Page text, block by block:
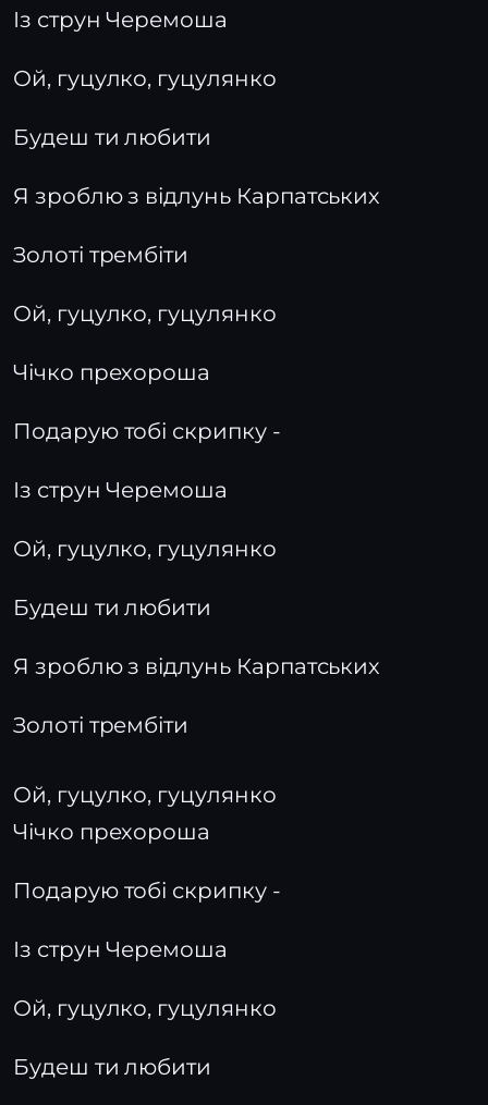
Із струн Черемоша
Ой, гуцулко, гуцулянко
Будеш ти любити
Я зроблю з відлунь Карпатських
Золоті трембіти
Ой, гуцулко, гуцулянко
Чічко прехороша
Подарую тобі скрипку -
Із струн Черемоша
Ой, гуцулко, гуцулянко
Будеш ти любити
Я зроблю з відлунь Карпатських
Золоті трембіти
Ой, гуцулко, гуцулянко
Чічко прехороша
Подарую тобі скрипку -
Із струн Черемоша
Ой, гуцулко, гуцулянко
Будеш ти любити